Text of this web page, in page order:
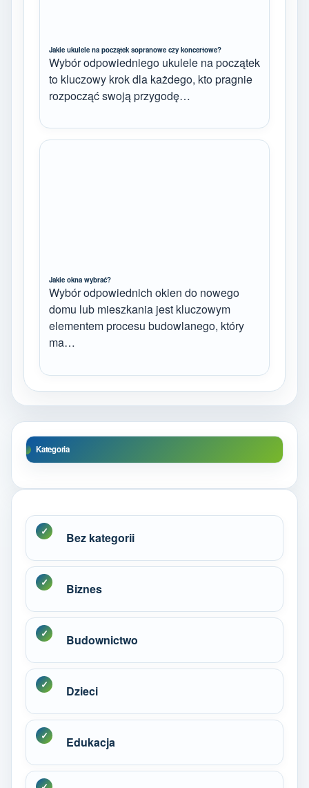
Jakie ukulele na początek sopranowe czy koncertowe?
Wybór odpowiedniego ukulele na początek
to kluczowy krok dla każdego, kto pragnie
rozpocząć swoją przygodę…
Jakie okna wybrać?
Wybór odpowiednich okien do nowego
domu lub mieszkania jest kluczowym
elementem procesu budowlanego, który
ma…
Kategoria
Bez kategorii
Biznes
Budownictwo
Dzieci
Edukacja